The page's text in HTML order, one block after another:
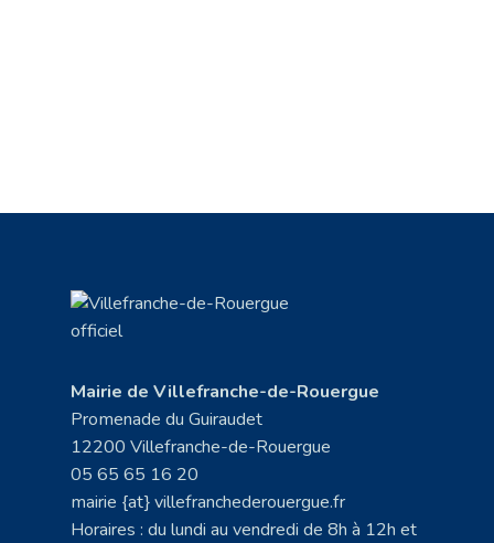
Mairie de Villefranche-de-Rouergue
Promenade du Guiraudet
12200 Villefranche-de-Rouergue
05 65 65 16 20
mairie {at} villefranchederouergue.fr
Horaires : du lundi au vendredi de 8h à 12h et